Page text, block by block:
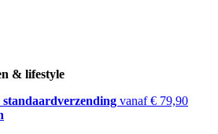
& lifestyle
vanaf € 79,90